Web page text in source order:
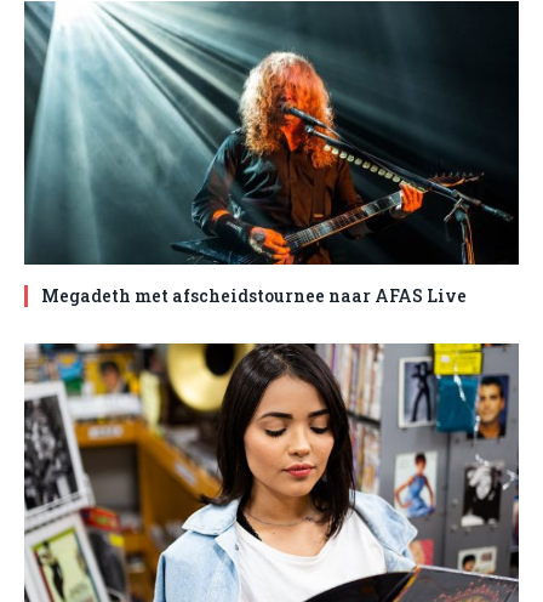
Megadeth met afscheidstournee naar AFAS Live